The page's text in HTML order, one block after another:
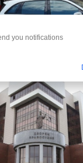
правосудия
you notifications